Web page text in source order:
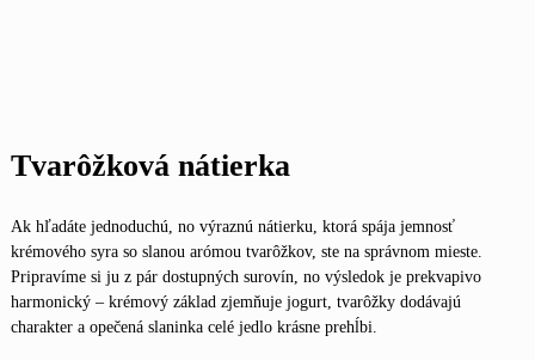
Tvarôžková nátierka
Ak hľadáte jednoduchú, no výraznú nátierku, ktorá spája jemnosť
krémového syra so slanou arómou tvarôžkov, ste na správnom mieste.
Pripravíme si ju z pár dostupných surovín, no výsledok je prekvapivo
harmonický – krémový základ zjemňuje jogurt, tvarôžky dodávajú
charakter a opečená slaninka celé jedlo krásne prehĺbi.